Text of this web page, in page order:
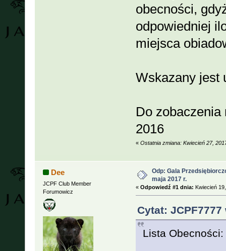
obecności,
odpowiedniej
miejsca
Wskazany jest
Do
2016
« Ostatnia zmiana: Kwiecień 27,
Dee
JCPF Club Member
Forumowicz
Odp: Gala
maja 2017 r.
« Odpowiedź #1 dnia: Kwiecień
Cytat:
Lista Obecności: